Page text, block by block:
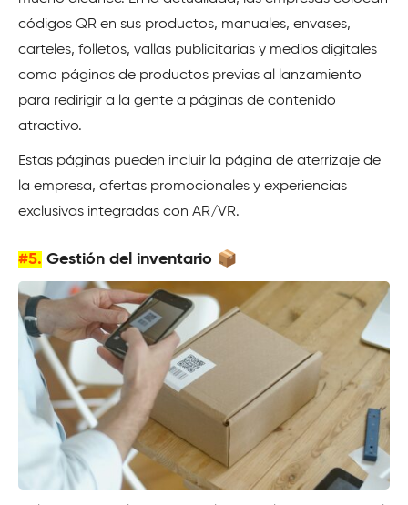
códigos QR en sus productos, manuales, envases,
carteles, folletos, vallas publicitarias y medios digitales
como páginas de productos previas al lanzamiento
para redirigir a la gente a páginas de contenido
atractivo.
Estas páginas pueden incluir la página de aterrizaje de
la empresa, ofertas promocionales y experiencias
exclusivas integradas con AR/VR.
#5. Gestión del inventario 📦